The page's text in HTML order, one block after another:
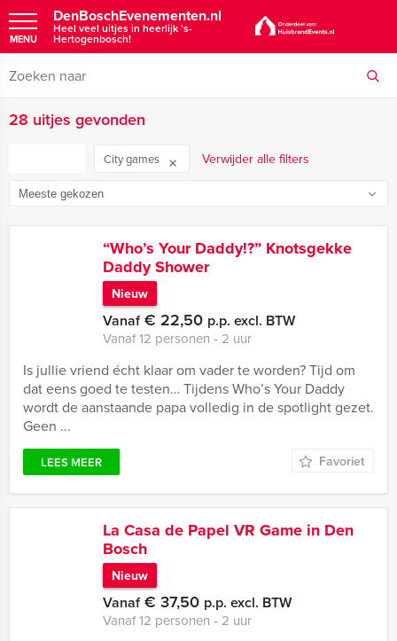
DenBoschEvenementen.nl
Heel veel uitjes in heerlijk 's-
Hertogenbosch!
MENU
28 uitjes gevonden
City games Verwijder alle filters
“Who’s Your Daddy!?” Knotsgekke
Daddy Shower
Nieuw
Vanaf€ 22,50 p.p. excl. BTW
Vanaf 12 personen ‐ 2 uur
Is jullie vriend écht klaar om vader te worden? Tijd om
dat eens goed te testen… Tijdens Who’s Your Daddy
wordt de aanstaande papa volledig in de spotlight gezet.
Geen ...
LEES MEER Favoriet
La Casa de Papel VR Game in Den
Bosch
Nieuw
Vanaf€ 37,50 p.p. excl. BTW
Vanaf 12 personen ‐ 2 uur